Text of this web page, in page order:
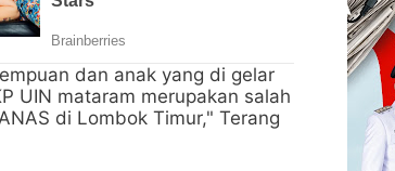
dan anak yang di gelar
UIN mataram merupakan salah
di Lombok Timur," Terang